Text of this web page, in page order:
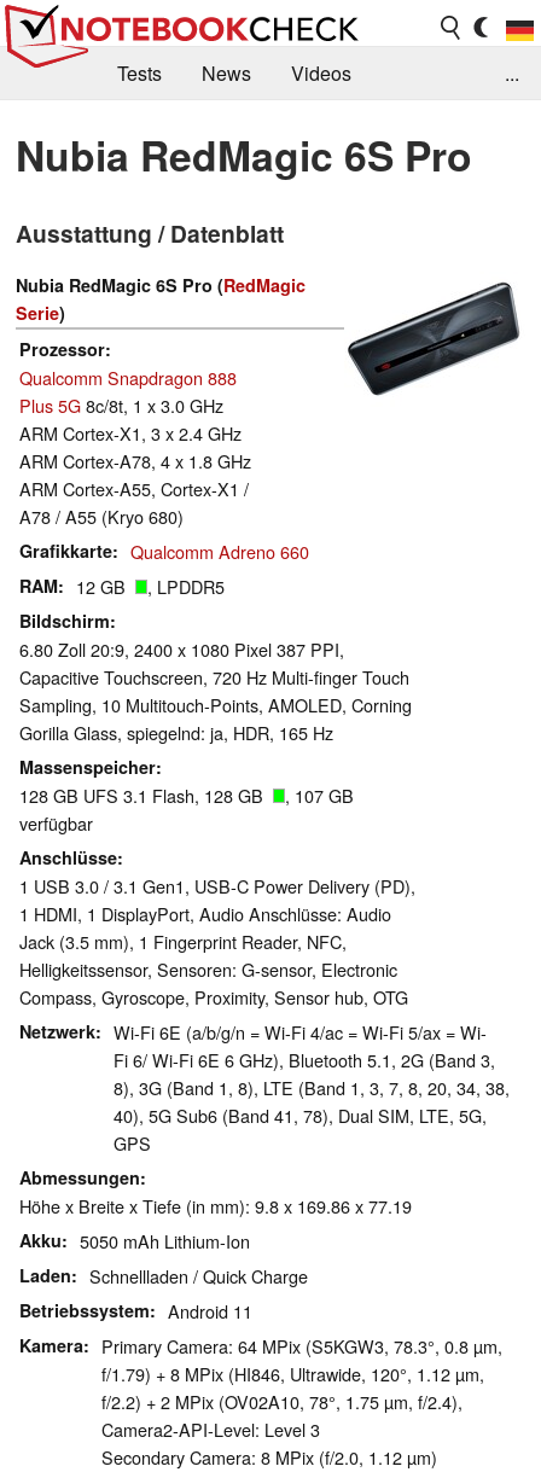
Tests News
Videos
Kaufberatung
Deals Suche
Jobs
Forum
...
Nubia RedMagic 6S Pro
Ausstattung / Datenblatt
Nubia RedMagic 6S Pro (RedMagic
Serie)
Prozessor
Qualcomm Snapdragon 888
Plus 5G8c/8t, 1 x 3.0 GHz
ARM Cortex-X1, 3 x 2.4 GHz
ARM Cortex-A78, 4 x 1.8 GHz
ARM Cortex-A55, Cortex-X1 /
A78 / A55 (Kryo 680)
Grafikkarte Qualcomm Adreno 660
RAM 12 GB , LPDDR5
Bildschirm
6.80 Zoll 20:9, 2400 x 1080 Pixel 387 PPI,
Capacitive Touchscreen, 720 Hz Multi-finger Touch
Sampling, 10 Multitouch-Points, AMOLED, Corning
Gorilla Glass, spiegelnd: ja, HDR, 165 Hz
Massenspeicher
128 GB UFS 3.1 Flash, 128 GB
, 107 GB
verfügbar
Anschlüsse
1 USB 3.0 / 3.1 Gen1, USB-C Power Delivery (PD),
1 HDMI, 1 DisplayPort, Audio Anschlüsse: Audio
Jack (3.5 mm), 1 Fingerprint Reader, NFC,
Helligkeitssensor, Sensoren: G-sensor, Electronic
Compass, Gyroscope, Proximity, Sensor hub, OTG
Netzwerk
Wi-Fi 6E (a/b/g/n = Wi-Fi 4/ac = Wi-Fi 5/ax = Wi-
Fi 6/ Wi-Fi 6E 6 GHz), Bluetooth 5.1, 2G (Band 3,
8), 3G (Band 1, 8), LTE (Band 1, 3, 7, 8, 20, 34, 38,
40), 5G Sub6 (Band 41, 78), Dual SIM, LTE, 5G,
GPS
Abmessungen
Höhe x Breite x Tiefe (in mm): 9.8 x 169.86 x 77.19
Akku 5050 mAh Lithium-Ion
Laden Schnellladen / Quick Charge
Betriebssystem Android 11
Kamera
Primary Camera: 64 MPix (S5KGW3, 78.3°, 0.8 µm,
f/1.79) + 8 MPix (HI846, Ultrawide, 120°, 1.12 µm,
f/2.2) + 2 MPix (OV02A10, 78°, 1.75 µm, f/2.4),
Camera2-API-Level: Level 3
Secondary Camera: 8 MPix (f/2.0, 1.12 µm)